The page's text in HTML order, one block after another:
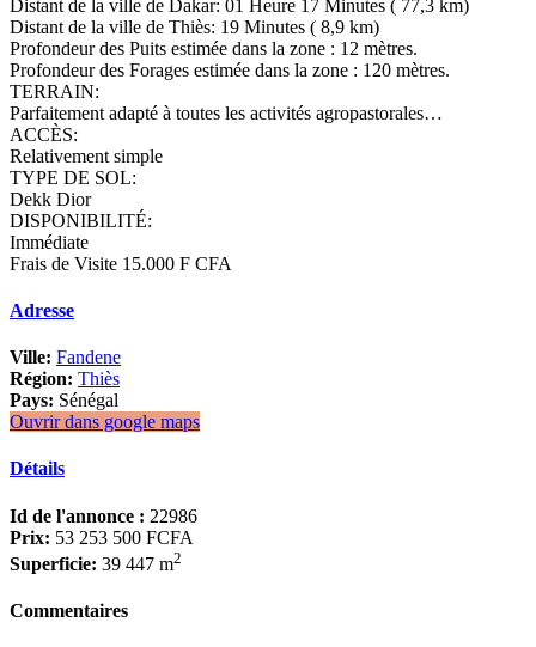
Distant de la ville de Dakar: 01 Heure 17 Minutes ( 77,3 km)
Distant de la ville de Thiès: 19 Minutes ( 8,9 km)
Profondeur des Puits estimée dans la zone : 12 mètres.
Profondeur des Forages estimée dans la zone : 120 mètres.
TERRAIN:
Parfaitement adapté à toutes les activités agropastorales…
ACCÈS:
Relativement simple
TYPE DE SOL:
Dekk Dior
DISPONIBILITÉ:
Immédiate
Frais de Visite 15.000 F CFA
Adresse
Ville: Fandene
Région: Thiès
Pays: Sénégal
Ouvrir dans google maps
Détails
Id de l'annonce : 22986
Prix: 53 253 500 FCFA
Superficie: 39 447 m2
Commentaires